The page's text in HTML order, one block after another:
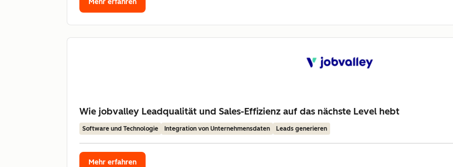
Mehr erfahren
Wie jobvalley Leadqualität und Sales-Effizienz auf das nächste Level hebt
Software und Technologie Integration von Unternehmensdaten Leads generieren
Mehr erfahren